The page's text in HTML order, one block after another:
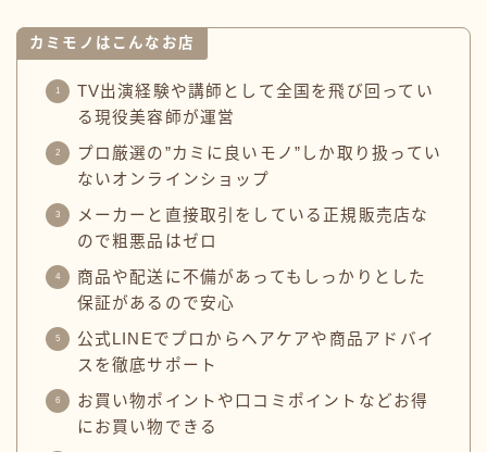
カミモノはこんなお店
TV出演経験や講師として全国を飛び回ってい
る現役美容師が運営
プロ厳選の”カミに良いモノ”しか取り扱ってい
ないオンラインショップ
メーカーと直接取引をしている正規販売店な
ので粗悪品はゼロ
商品や配送に不備があってもしっかりとした
保証があるので安心
公式LINEでプロからヘアケアや商品アドバイ
スを徹底サポート
お買い物ポイントや口コミポイントなどお得
にお買い物できる